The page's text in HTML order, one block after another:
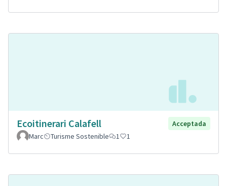
Ecoitinerari Calafell
Acceptada
Marc
Turisme Sostenible 1 1